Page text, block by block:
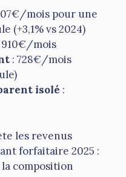
mois pour une
(+3,1% vs 2024)
910€/mois
: 728€/mois
isolé :
les revenus
forfaitaire 2025 :
composition